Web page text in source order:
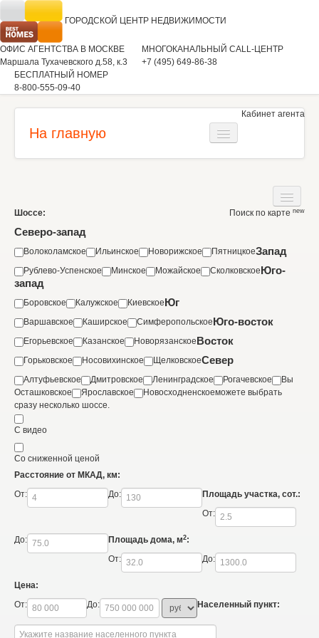
ГОРОДСКОЙ ЦЕНТР НЕДВИЖИМОСТИ
ОФИС АГЕНТСТВА В МОСКВЕ
Маршала Тухачевского д.58, к.3
МНОГОКАНАЛЬНЫЙ CALL-ЦЕНТР
+7 (495) 649-86-38
БЕСПЛАТНЫЙ НОМЕР
8-800-555-09-40
Кабинет агента
На главную
Аренда
Вакансии
Участки
Квартиры
Коммерческая недвижимость
Шоссе: Поиск по карте new
Северо-запад
Волоколамское Ильинское Новорижское ПятницкоеЗапад
Рублево-Успенское Минское Можайское СколковскоеЮго-
запад
Боровское Калужское КиевскоеЮг
Варшавское Каширское СимферопольскоеЮго-восток
Егорьевское Казанское НоворязанскоеВосток
Горьковское Носовихинское ЩелковскоеСевер
Алтуфьевское Дмитровское Ленинградское
Рогачевское
Осташковское
Ярославское Новосходненское
Вы
можете выбрать
сразу несколько шоссе.
С видео
Со сниженной ценой
Расстояние от МКАД, км:
От:
До:
Площадь участка, сот.:
От:
До: Площадь дома, м2:
От:
До:
Цена:
От:
До: Населенный пункт: